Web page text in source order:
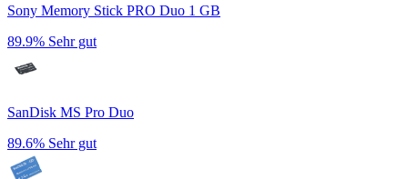
Sony Memory Stick PRO Duo 1 GB
89.9% Sehr gut
SanDisk MS Pro Duo
89.6% Sehr gut